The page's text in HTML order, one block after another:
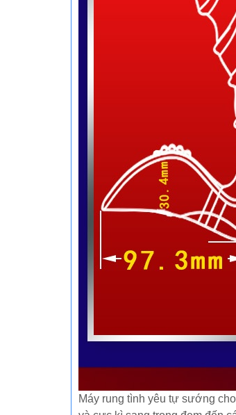
Máy rung tình yêu tự sướng